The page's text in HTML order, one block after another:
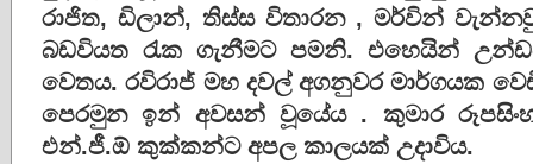
රාජිත, ඩිලාන්, තිස්ස විතාරන , මර්වින්
බඩවියත ‍රැක ගැනීමට පමනි. එහෙයින්
වෙතය. රවිරාජ් මහ දවල් අගනුවර මාර්ගයක
පෙරමුන ඉන් අවසන් වූයේය . කුමාර
එන්.ජී.ඕ කුක්කන්ට අපල කාලයක් උදාවිය.